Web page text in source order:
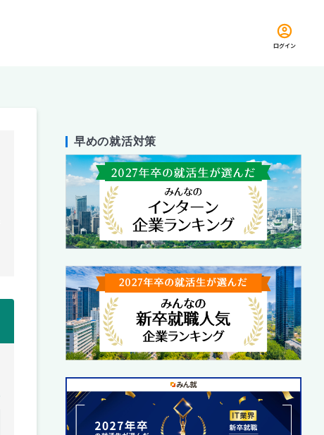
ログイン
早めの就活対策